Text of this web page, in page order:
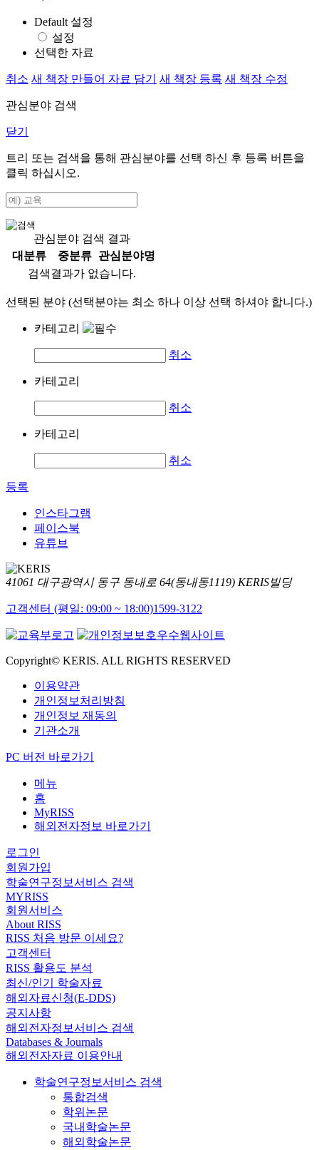
Default 설정
설정
선택한 자료
취소 새 책장 만들어 자료 담기 새 책장 등록 새 책장 수정
관심분야 검색
닫기
트리 또는 검색을 통해 관심분야를 선택 하신 후 등록 버튼을
클릭 하십시오.
관심분야 검색 결과
대분류
중분류
관심분야명
검색결과가 없습니다.
선택된 분야 (선택분야는 최소 하나 이상 선택 하셔야 합니다.)
카테고리
취소
카테고리
취소
카테고리
취소
등록
인스타그램
페이스북
유튜브
41061 대구광역시 동구 동내로 64(동내동1119) KERIS빌딩
고객센터 (평일: 09:00 ~ 18:00)1599-3122
Copyright© KERIS. ALL RIGHTS RESERVED
이용약관
개인정보처리방침
개인정보 재동의
기관소개
PC 버전 바로가기
메뉴
홈
MyRISS
해외전자정보 바로가기
로그인
회원가입
학술연구정보서비스 검색
MYRISS
회원서비스
About RISS
RISS 처음 방문 이세요?
고객센터
RISS 활용도 분석
최신/인기 학술자료
해외자료신청(E-DDS)
공지사항
해외전자정보서비스 검색
Databases & Journals
해외전자자료 이용안내
학술연구정보서비스 검색
통합검색
학위논문
국내학술논문
해외학술논문